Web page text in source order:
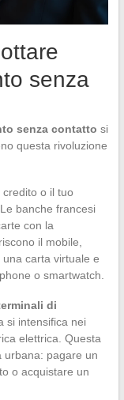
senza
senza contatto si
questa rivoluzione
o il tuo
banche francesi
con la
il mobile,
carta virtuale e
o smartwatch.
di
si intensifica nei
elettrica. Questa
urbana: pagare un
o acquistare un